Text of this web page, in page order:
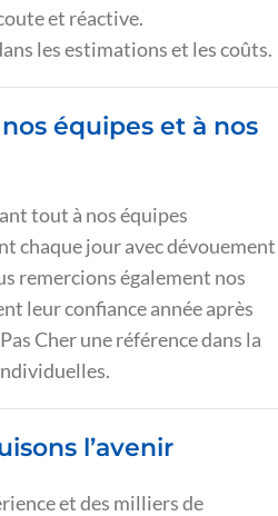
et réactive.
les estimations et les coûts.
équipes et à nos
tout à nos équipes
chaque jour avec dévouement
remercions également nos
leur confiance année après
Cher une référence dans la
l’avenir
et des milliers de